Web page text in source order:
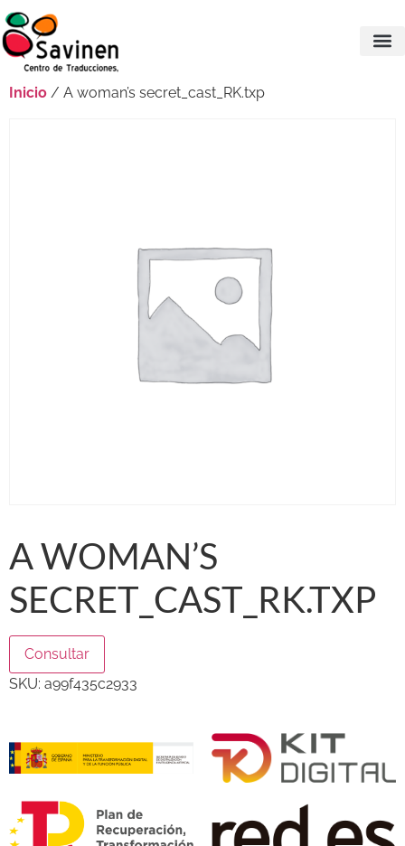
Inicio / A woman’s secret_cast_RK.txp
A WOMAN’S
SECRET_CAST_RK.TXP
Consultar
SKU: a99f435c2933